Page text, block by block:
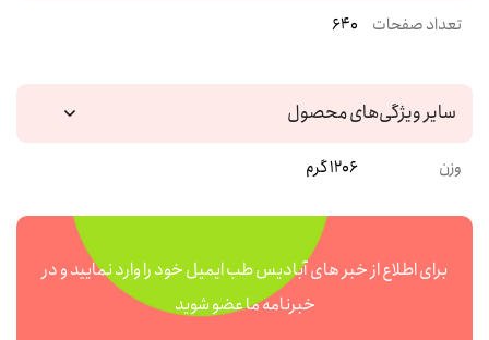
تعداد صفحات 640
سایر ویژگی‌های محصول
وزن 1206 گرم
برای اطلاع از خبر های آبادیس طب ایمیل خود را وارد نمایید و در
خبرنامه ما عضو شوید